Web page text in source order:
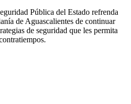
Pública del Estado refrenda
de Aguascalientes de continuar
de seguridad que les permita